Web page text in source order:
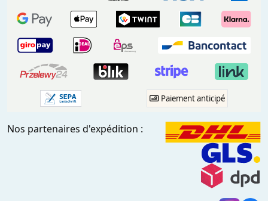
Paiement anticipé
Nos partenaires d'expédition :